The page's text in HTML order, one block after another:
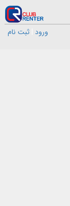
ورود ثبت نام